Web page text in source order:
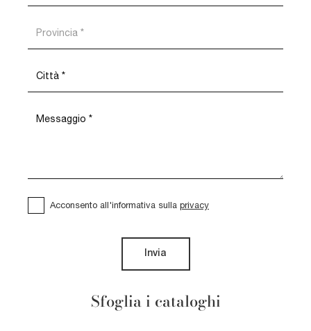
Sfoglia i cataloghi
Acconsento all'informativa sulla privacy
Invia